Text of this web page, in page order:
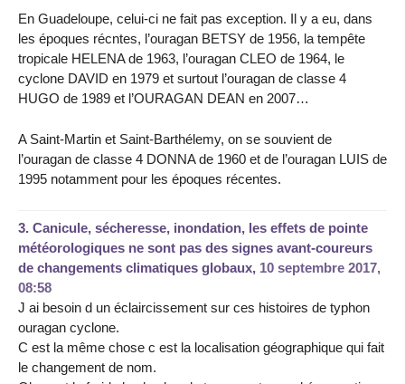
En Guadeloupe, celui-ci ne fait pas exception. Il y a eu, dans
les époques récntes, l’ouragan BETSY de 1956, la tempête
tropicale HELENA de 1963, l’ouragan CLEO de 1964, le
cyclone DAVID en 1979 et surtout l’ouragan de classe 4
HUGO de 1989 et l’OURAGAN DEAN en 2007…
A Saint-Martin et Saint-Barthélemy, on se souvient de
l’ouragan de classe 4 DONNA de 1960 et de l’ouragan LUIS de
1995 notamment pour les époques récentes.
3. Canicule, sécheresse, inondation, les effets de pointe
météorologiques ne sont pas des signes avant-coureurs
de changements climatiques globaux, 10 septembre 2017,
08:58
J ai besoin d un éclaircissement sur ces histoires de typhon
ouragan cyclone.
C est la même chose c est la localisation géographique qui fait
le changement de nom.